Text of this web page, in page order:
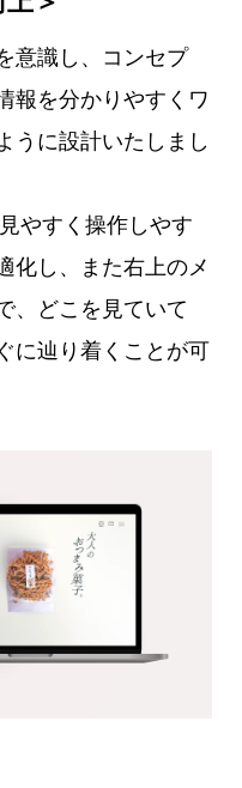
意識し、コンセプ
報を分かりやすくワ
うに設計いたしまし
やすく操作しやす
化し、また右上のメ
、どこを見ていて
に辿り着くことが可